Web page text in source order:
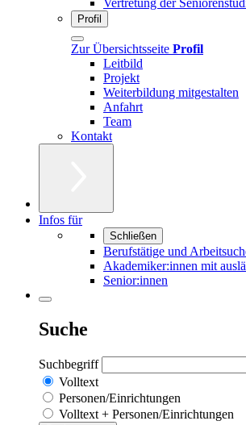
Profil
Zur Übersichtsseite Profil
Leitbild
Projekt
Weiterbildung mitgestalten
Anfahrt
Team
Kontakt
Infos für
Schließen
Berufstätige und
Akademiker:innen mit
Senior:innen
Suche
Suchbegriff
Volltext
Personen/Einrichtungen
Volltext + Personen/Einrichtungen